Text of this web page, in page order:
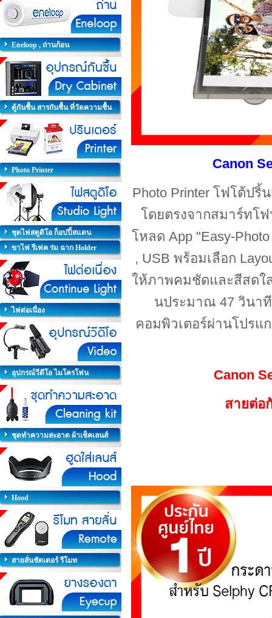
Eneloop , ถ่านก้อน
ตู้กันชื้น สารกันชื้น ที่วัดความชื้น
Photo Printer
ชุดไฟสตูดิโอ ก็อปปี้สแตน
ขาไฟ รีเฟค ร่ม ฉาก Holder
ไฟต่อเนื่อง
อุปกรณ์วีดีโอ ไมโครโฟน
ชุดทำความสะอาด ผ้าเช็คเลนส์
Hood
สายลั่นชัตเตอร์ รีโมท
Canon
Photo Printer โฟโต้ปริ้
โดยตรงจากสมาร์ทโ
โหลด App "Easy-
, USB พร้อมเลือก
ให้ภาพคมชัดและสีสดใส
นประมาณ 47 วินา
คอมพิวเตอร์ผ่านโปรแ
Canon
สายต่อ